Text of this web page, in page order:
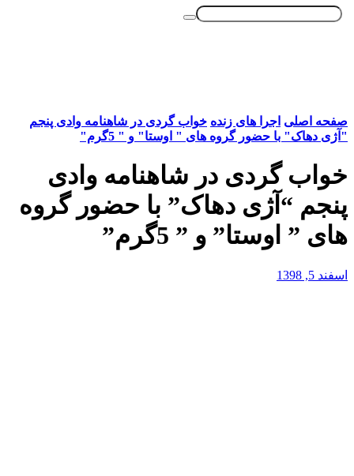
صفحه اصلی اجرا های زنده خواب گردی در شاهنامه وادی پنجم
"آژی دهاک" با حضور گروه های " اوستا" و " 5گرم"
خواب گردی در شاهنامه وادی
پنجم “آژی دهاک” با حضور گروه
های ” اوستا” و ” 5گرم”
اسفند 5, 1398